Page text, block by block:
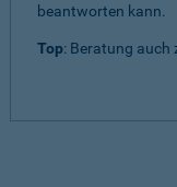
beantworten kann.
Top: Beratung auch